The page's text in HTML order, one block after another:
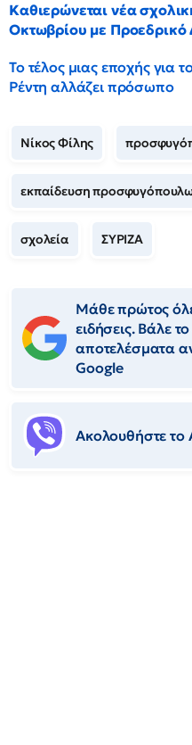
Καθιερώνεται νέα
Οκτωβρίου με Προεδρικό
Το τέλος μιας εποχής για
Ρέντη αλλάζει πρόσωπο
Νίκος Φίλης
εκπαίδευση
σχολεία ΣΥΡΙΖΑ
Μάθε πρώτος
ειδήσεις. Βάλε
αποτελέσματα
Google
Ακολουθήστε